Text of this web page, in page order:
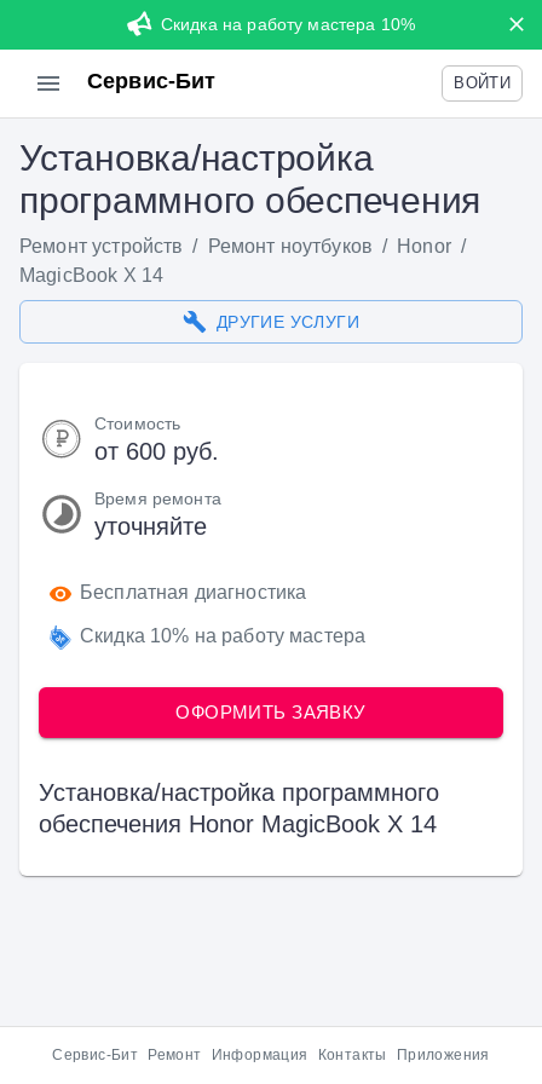
Скидка на работу мастера 10%
Сервис-Бит ВОЙТИ
Установка/настройка
программного обеспечения
Ремонт устройств / Ремонт ноутбуков / Honor /
MagicBook X 14
ДРУГИЕ УСЛУГИ
Стоимость
от 600 руб.
Время ремонта
уточняйте
Бесплатная диагностика
Скидка 10% на работу мастера
ОФОРМИТЬ ЗАЯВКУ
Установка/настройка программного
обеспечения Honor MagicBook X 14
Сервис-Бит Ремонт Информация Контакты Приложения